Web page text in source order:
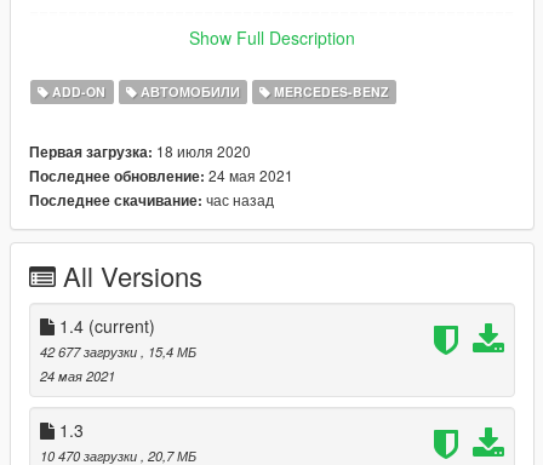
-fix hands in steeringwheel
-added [3] livery
==============
[1.2] update changelog
-new lights
-new dirtmap for tire
==================================================
==============
[1.3] update changelog
-better headlight texture
-new dirtmap for tires and body
--------------------------------------------------------------------------------
-------------------------------
-improved lights
Show Full Description
ADD-ON АВТОМОБИЛИ MERCEDES-BENZ
Первая загрузка: 18 июля 2020
Последнее обновление: 24 мая 2021
Последнее скачивание: час назад
All Versions
1.4 (current)
42 677 загрузки
, 15,4 МБ
24 мая 2021
1.3
10 470 загрузки , 20,7 МБ